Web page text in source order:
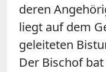
deren
liegt auf dem
geleiteten
Der Bischof